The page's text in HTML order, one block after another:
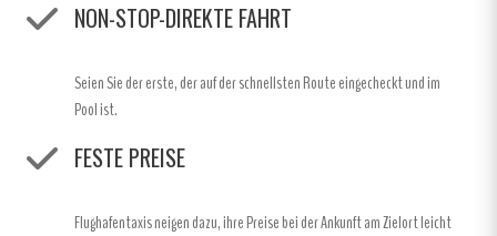
NON-STOP-DIREKTE FAHRT
Seien Sie der erste, der auf der schnellsten Route eingecheckt und im
Pool ist.
FESTE PREISE
Flughafentaxis neigen dazu, ihre Preise bei der Ankunft am Zielort leicht